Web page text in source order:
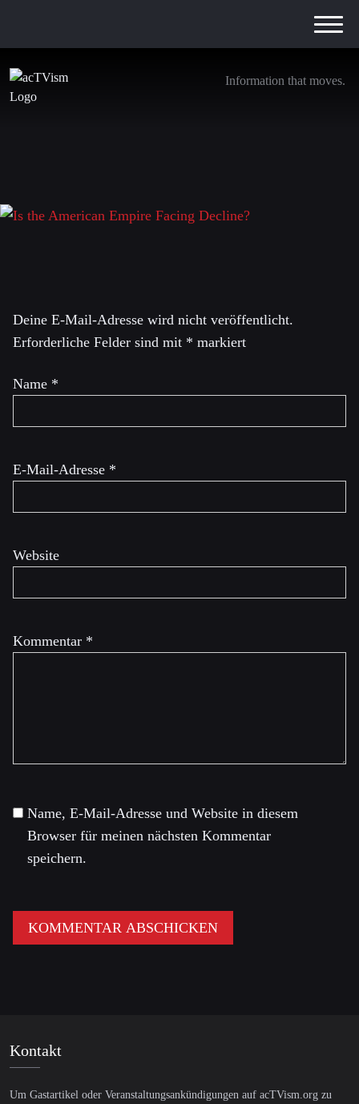
Information that moves.
Is the American Empire Facing Decline?
Deine E-Mail-Adresse wird nicht veröffentlicht.
Erforderliche Felder sind mit * markiert
Kommentar *
Name *
E-Mail-Adresse *
Website
Name, E-Mail-Adresse und Website in diesem
Browser für meinen nächsten Kommentar
speichern.
Kontakt
Um Gastartikel oder Veranstaltungsankündigungen auf acTVism.org zu